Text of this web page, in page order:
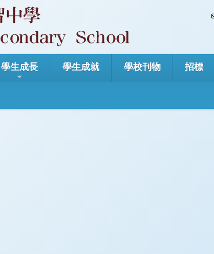
學生成長 學生成就 學校刊物 招標